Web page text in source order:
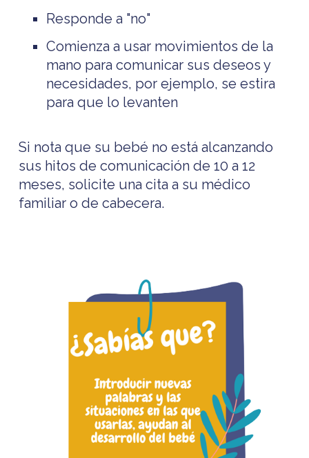
Responde a "no"
Comienza a usar movimientos de la
mano para comunicar sus deseos y
necesidades, por ejemplo, se estira
para que lo levanten
Si nota que su bebé no está alcanzando
sus hitos de comunicación de 10 a 12
meses, solicite una cita a su médico
familiar o de cabecera.